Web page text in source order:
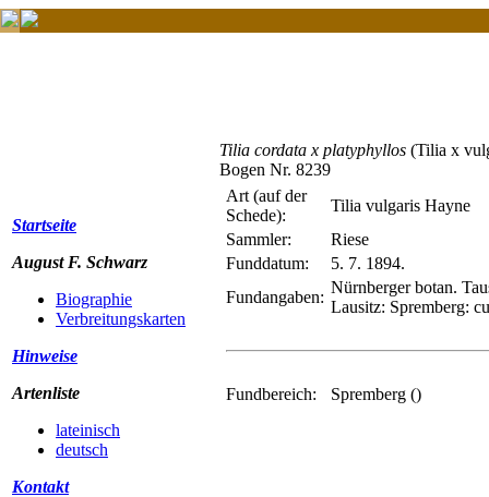
Startseite
August F. Schwarz
Biographie
Verbreitungskarten
Hinweise
Artenliste
lateinisch
deutsch
Kontakt
Tilia cordata x platyphyllos (Tilia x
Bogen Nr. 8239
Art (auf der
Schede):
Tilia vulgaris Hayne
Sammler:
Riese
Funddatum:
5. 7. 1894.
Fundangaben:
Nürnberger botan.
Lausitz: Spremberg:
Fundbereich: Spremberg ()